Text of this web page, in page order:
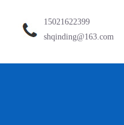
15021622399
shqinding@163.com